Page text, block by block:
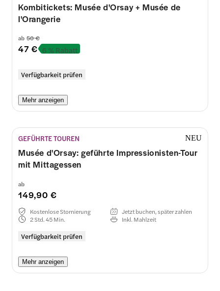
Kombitickets: Musée d'Orsay + Musée de
l'Orangerie
ab 50 €
47 € 6 % Rabatt
Verfügbarkeit prüfen
Mehr anzeigen
GEFÜHRTE TOUREN NEU
Musée d'Orsay: geführte Impressionisten-Tour
mit Mittagessen
ab
149,90 €
Verfügbarkeit prüfen
Kostenlose Stornierung
Jetzt buchen, später zahlen
2 Std. 45 Min.
Inkl. Mahlzeit
Mehr anzeigen